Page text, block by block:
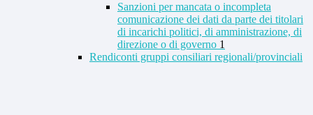
Sanzioni per mancata o incompleta
comunicazione dei dati da parte dei titolari
di incarichi politici, di amministrazione, di
direzione o di governo 1
Rendiconti gruppi consiliari regionali/provinciali